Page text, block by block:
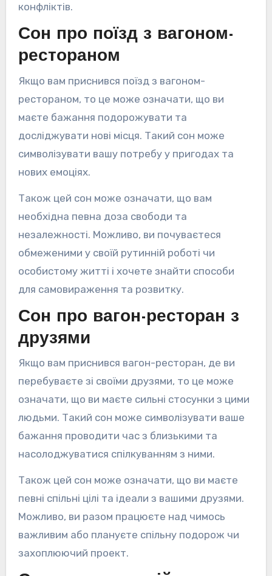
конфліктів.
Сон про поїзд з вагоном-
рестораном
Якщо вам приснився поїзд з вагоном-
рестораном, то це може означати, що ви
маєте бажання подорожувати та
досліджувати нові місця. Такий сон може
символізувати вашу потребу у пригодах та
нових емоціях.
Також цей сон може означати, що вам
необхідна певна доза свободи та
незалежності. Можливо, ви почуваєтеся
обмеженими у своїй рутинній роботі чи
особистому житті і хочете знайти способи
для самовираження та розвитку.
Сон про вагон-ресторан з
друзями
Якщо вам приснився вагон-ресторан, де ви
перебуваєте зі своїми друзями, то це може
означати, що ви маєте сильні стосунки з цими
людьми. Такий сон може символізувати ваше
бажання проводити час з близькими та
насолоджуватися спілкуванням з ними.
Також цей сон може означати, що ви маєте
певні спільні цілі та ідеали з вашими друзями.
Можливо, ви разом працюєте над чимось
важливим або плануєте спільну подорож чи
захоплюючий проект.